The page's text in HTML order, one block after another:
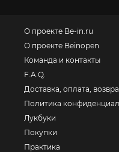
О проекте Be-in.ru
О проекте Beinopen
Команда и контакты
F.A.Q.
Доставка, оплата,
Политика
Лукбуки
Покупки
Практика